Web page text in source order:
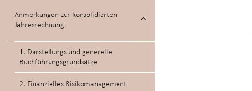
Anmerkungen zur konsolidierten
Jahresrechnung
1. Darstellungs und generelle
Buchführungsgrundsätze
2. Finanzielles Risikomanagement